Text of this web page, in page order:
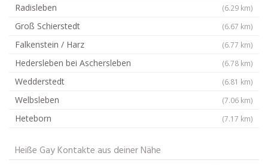
Radisleben (6.29 km)
Groß Schierstedt (6.67 km)
Falkenstein / Harz (6.77 km)
Hedersleben bei Aschersleben (6.78 km)
Wedderstedt (6.81 km)
Welbsleben (7.06 km)
Heteborn (7.17 km)
Heiße Gay Kontakte aus deiner Nähe